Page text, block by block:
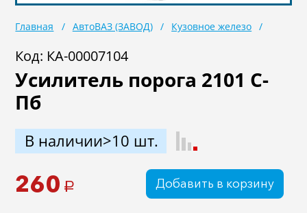
Масла
Иномарки
Крепеж колесный
Садовая техника
Инструмент
Лодки и моторы
Электроинструмент
и оснастка
Главная АвтоВАЗ (ЗАВОД) Кузовное железо
Код: КА-00007104
Усилитель порога 2101 С-
Пб
В наличии>10 шт.
260 a Добавить в корзину